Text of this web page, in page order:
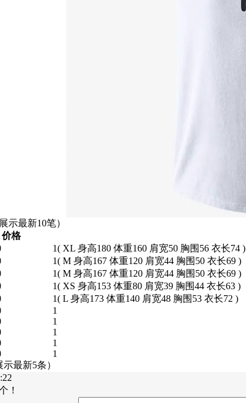
示最新10笔）
价格
1( XL 身高180 体重160 肩宽50 胸围56 衣长74 )
1( M 身高167 体重120 肩宽44 胸围50 衣长69 )
1( M 身高167 体重120 肩宽44 胸围50 衣长69 )
1( XS 身高153 体重80 肩宽39 胸围44 衣长63 )
1( L 身高173 体重140 肩宽48 胸围53 衣长72 )
1
1
1
1
1
最新5条）
！